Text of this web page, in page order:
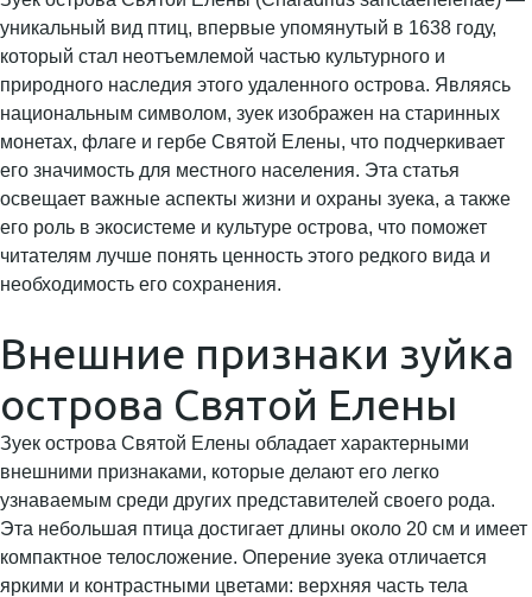
уникальный вид птиц, впервые упомянутый в 1638 году,
который стал неотъемлемой частью культурного и
природного наследия этого удаленного острова. Являясь
национальным символом, зуек изображен на старинных
монетах, флаге и гербе Святой Елены, что подчеркивает
его значимость для местного населения. Эта статья
освещает важные аспекты жизни и охраны зуека, а также
его роль в экосистеме и культуре острова, что поможет
читателям лучше понять ценность этого редкого вида и
необходимость его сохранения.
Внешние признаки зуйка
острова Святой Елены
Зуек острова Святой Елены обладает характерными
внешними признаками, которые делают его легко
узнаваемым среди других представителей своего рода.
Эта небольшая птица достигает длины около 20 см и имеет
компактное телосложение. Оперение зуека отличается
яркими и контрастными цветами: верхняя часть тела